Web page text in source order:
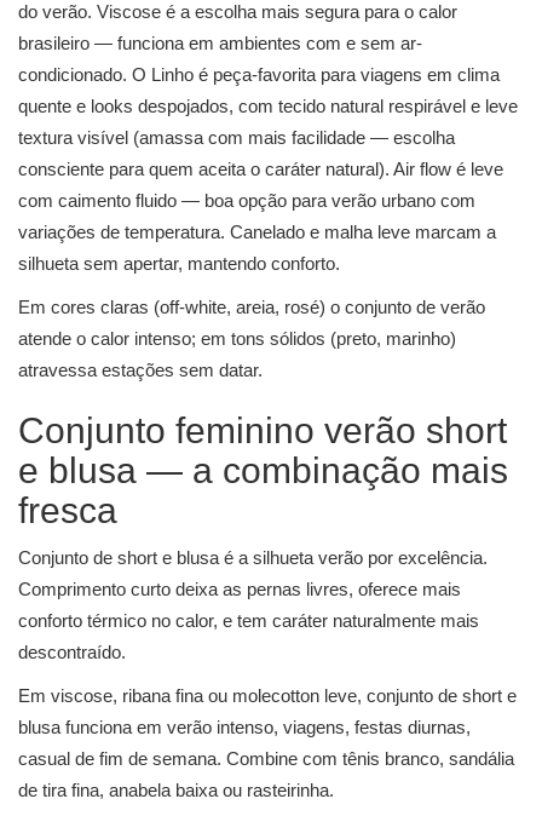
do verão. Viscose é a escolha mais segura para o calor
brasileiro — funciona em ambientes com e sem ar-
condicionado. O Linho é peça-favorita para viagens em clima
quente e looks despojados, com tecido natural respirável e leve
textura visível (amassa com mais facilidade — escolha
consciente para quem aceita o caráter natural). Air flow é leve
com caimento fluido — boa opção para verão urbano com
variações de temperatura. Canelado e malha leve marcam a
silhueta sem apertar, mantendo conforto.
Em cores claras (off-white, areia, rosé) o conjunto de verão
atende o calor intenso; em tons sólidos (preto, marinho)
atravessa estações sem datar.
Conjunto feminino verão short
e blusa — a combinação mais
fresca
Conjunto de short e blusa é a silhueta verão por excelência.
Comprimento curto deixa as pernas livres, oferece mais
conforto térmico no calor, e tem caráter naturalmente mais
descontraído.
Em viscose, ribana fina ou molecotton leve, conjunto de short e
blusa funciona em verão intenso, viagens, festas diurnas,
casual de fim de semana. Combine com tênis branco, sandália
de tira fina, anabela baixa ou rasteirinha.